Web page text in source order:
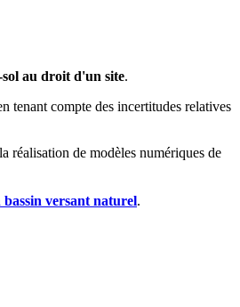
au droit d'un site.
tenant compte des incertitudes relatives
réalisation de modèles numériques de
versant naturel.